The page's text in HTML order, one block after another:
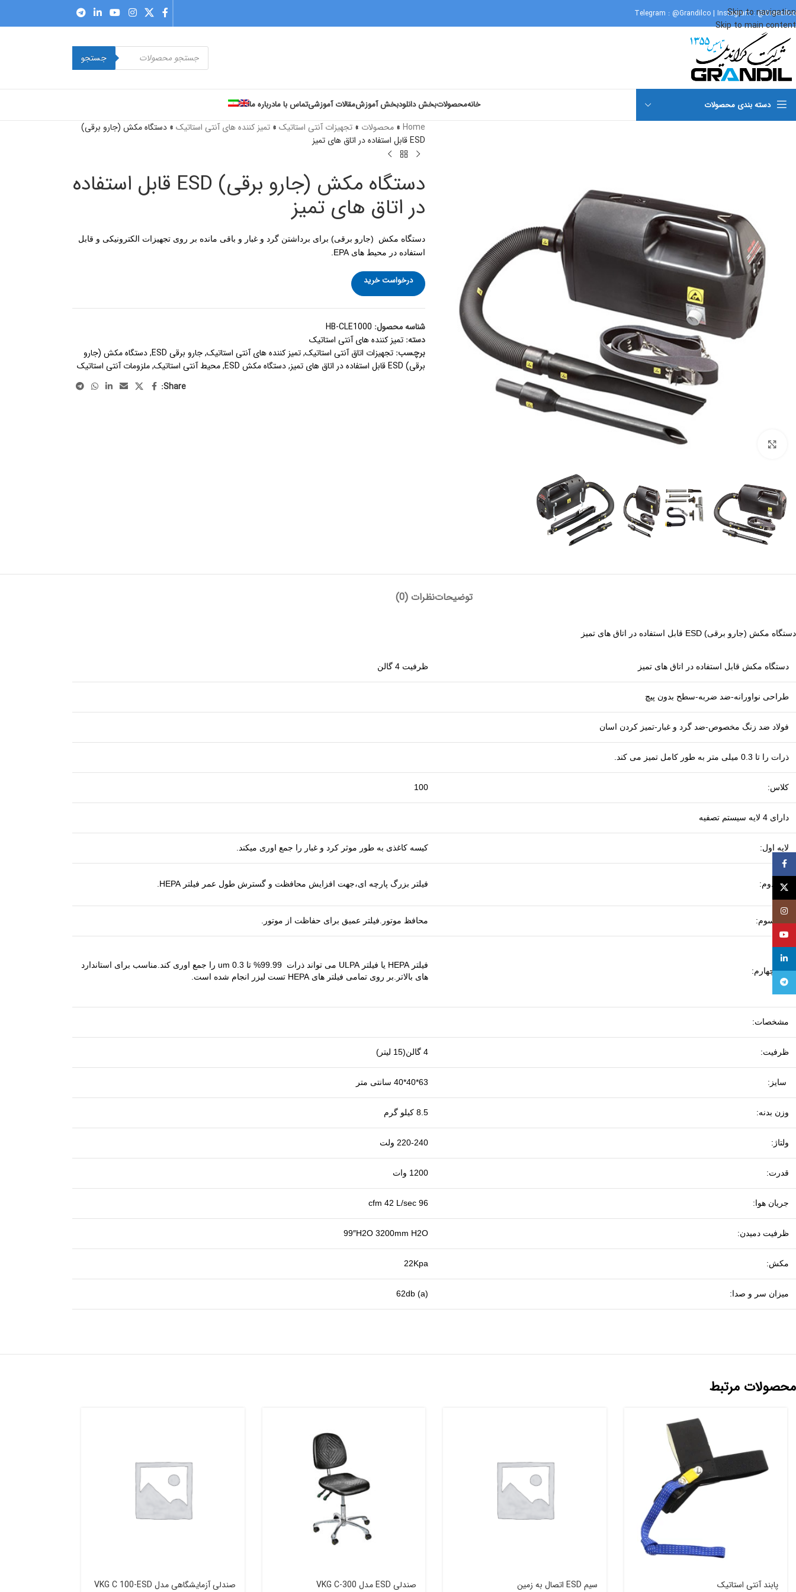
Skip to navigation
Skip to main content
Telegram : @Grandilco | Instagram :@Grandilco
جستجو
دسته بندی محصولات خانهمحصولاتبخش دانلودبخش آموزشمقالات آموزشیتماس با مادرباره ما
برای بزرگنمایی کلیک کنید
Home
» محصولات » تجهیزات آنتی استاتیک» تمیز کننده های آنتی استاتیک» دستگاه مکش (جارو برقی)
ESD قابل استفاده در اتاق های تمیز
دستگاه مکش (جارو برقی) ESD قابل استفاده
در اتاق های تمیز
دستگاه مکش (جارو برقی) برای برداشتن گرد و غبار و باقی مانده بر روی تجهیزات الکترونیکی و قابل
استفاده در محیط های EPA.
درخواست خرید
شناسه محصول: HB-CLE1000
دسته: تمیز کننده های آنتی استاتیک
برچسب: تجهیزات اتاق آنتی استاتیک,تمیز کننده های آنتی استاتیک,جارو برقی ESD ,دستگاه مکش (جارو
برقی) ESD قابل استفاده در اتاق های تمیز
,دستگاه مکش ESD ,محیط آنتی استاتیک,ملزومات آنتی استاتیک
Share:
توضیحاتنظرات (0)
دستگاه مکش (جارو برقی) ESD قابل استفاده در اتاق های تمیز
دستگاه مکش قابل استفاده در اتاق های تمیز ظرفیت 4 گالن
طراحی نواورانه-ضد ضربه-سطح بدون پیچ
فولاد ضد زنگ مخصوص-ضد گرد و غبار-تمیز کردن اسان
ذرات را تا 0.3 میلی متر به طور کامل تمیز می کند.
کلاس: 100
دارای 4 لایه سیستم تصفیه
لایه اول: کیسه کاغذی به طور موثر کرد و غبار را جمع اوری میکند.
لایه دوم: فیلتر بزرگ پارچه ای،جهت افزایش محافظت و گسترش طول عمر فیلتر HEPA.
لایه سوم: محافظ موتور.فیلتر عمیق برای حفاظت از موتور.
لایه چهارم:
فیلتر HEPA یا فیلتر ULPA می تواند ذرات 99.99% تا 0.3 um را جمع اوری کند.مناسب برای استاندارد
های بالاتر.بر روی تمامی فیلتر های HEPA تست لیزر انجام شده است.
مشخصات:
ظرفیت: 4 گالن(15 لیتر)
سایز: 63*40*40 سانتی متر
وزن بدنه: 8.5 کیلو گرم
ولتاژ: 220-240 ولت
قدرت: 1200 وات
جریان هوا: 96 cfm 42 L/sec
ظرفیت دمیدن: 99″H2O 3200mm H2O
مکش: 22Kpa
میزان سر و صدا: (62db (a
محصولات مرتبط
پابند آنتی استاتیک سیم ESD اتصال به زمین صندلی ESD مدل VKG C-300 صندلی آزمایشگاهی مدل VKG C 100-ESD
Facebook
X
YouTube